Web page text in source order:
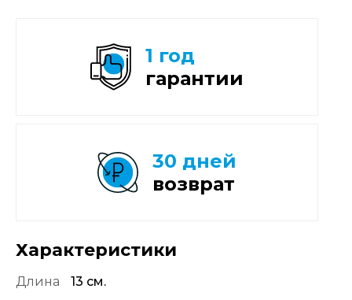
Характеристики
Длина
13 см.
1 год
гарантии
30 дней
возврат